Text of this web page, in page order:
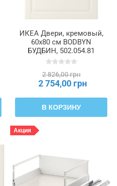
ИКЕА Двери, кремовый,
60x80 см BODBYN
БУДБИН, 502.054.81
2 826,00 грн
2 754,00 грн
В КОРЗИНУ
Акция